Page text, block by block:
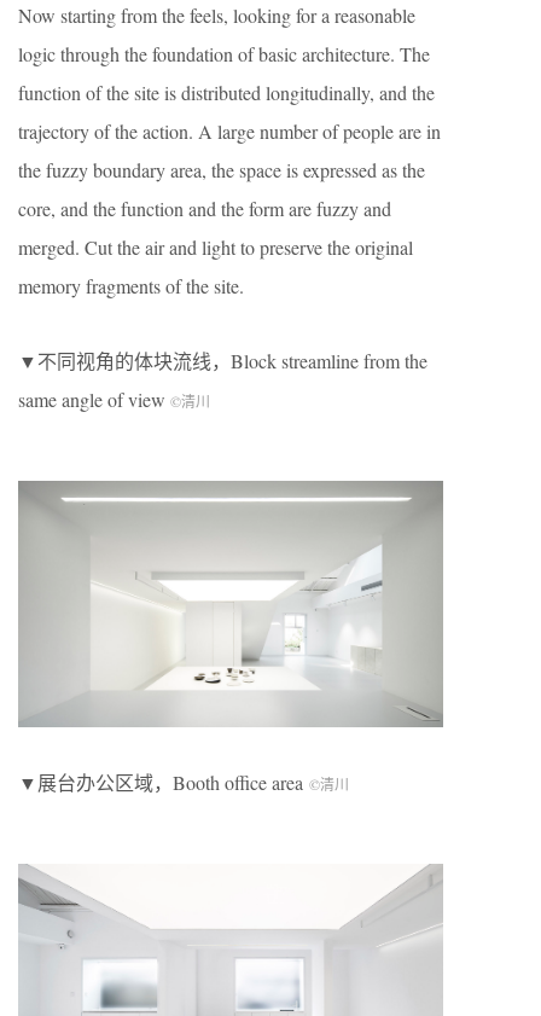
Now starting from the feels, looking for a reasonable
logic through the foundation of basic architecture. The
function of the site is distributed longitudinally, and the
trajectory of the action. A large number of people are in
the fuzzy boundary area, the space is expressed as the
core, and the function and the form are fuzzy and
merged. Cut the air and light to preserve the original
memory fragments of the site.
▼不同视角的体块流线，Block streamline from the
same angle of view ©清川
▼展台办公区域，Booth office area ©清川